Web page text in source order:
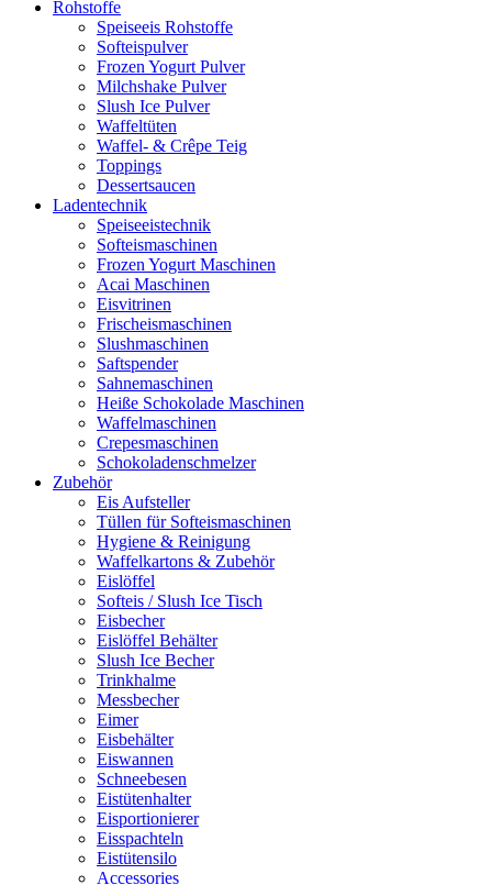
Rohstoffe
Speiseeis Rohstoffe
Softeispulver
Frozen Yogurt Pulver
Milchshake Pulver
Slush Ice Pulver
Waffeltüten
Waffel- & Crêpe Teig
Toppings
Dessertsaucen
Ladentechnik
Speiseeistechnik
Softeismaschinen
Frozen Yogurt Maschinen
Acai Maschinen
Eisvitrinen
Frischeismaschinen
Slushmaschinen
Saftspender
Sahnemaschinen
Heiße Schokolade Maschinen
Waffelmaschinen
Crepesmaschinen
Schokoladenschmelzer
Zubehör
Eis Aufsteller
Tüllen für Softeismaschinen
Hygiene & Reinigung
Waffelkartons & Zubehör
Eislöffel
Softeis / Slush Ice Tisch
Eisbecher
Eislöffel Behälter
Slush Ice Becher
Trinkhalme
Messbecher
Eimer
Eisbehälter
Eiswannen
Schneebesen
Eistütenhalter
Eisportionierer
Eisspachteln
Eistütensilo
Accessories